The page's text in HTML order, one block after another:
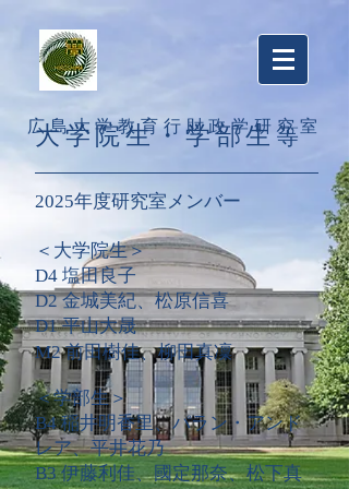
​広島大学教育行財政学研究室
​大学院生・学部生 等
2025年度研究室メンバー
＜大学院生＞​
​D4 塩田良子​
D2 金城美紀​、松原信喜
D1 平山大晟
M2 前田樹佳、柳田真凜
＜学部生＞​
B4 稲井明⾹⾥、パラン・アンド
レア、平井花乃
B3 伊藤利佳、國定那奈、松下真